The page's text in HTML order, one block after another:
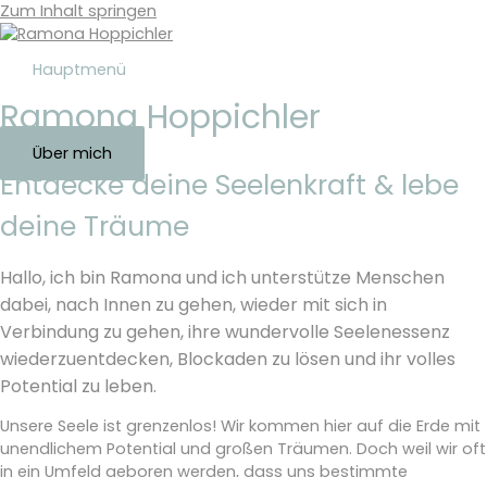
Zum Inhalt springen
Hauptmenü
Ramona Hoppichler
Über mich
Entdecke deine Seelenkraft & lebe
deine Träume
Hallo, ich bin Ramona und ich unterstütze Menschen
dabei, nach Innen zu gehen, wieder mit sich in
Verbindung zu gehen, ihre wundervolle Seelenessenz
wiederzuentdecken, Blockaden zu lösen und ihr volles
Potential zu leben.
Unsere Seele ist grenzenlos! Wir kommen hier auf die Erde mit
unendlichem Potential und großen Träumen. Doch weil wir oft
in ein Umfeld geboren werden, dass uns bestimmte